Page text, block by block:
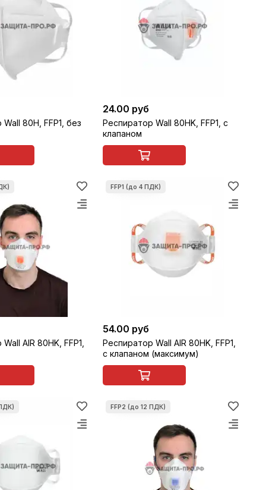
80H, FFP1, без
24.00 руб
Респиратор Wall 80HK, FFP1, с
клапаном
AIR 80HK, FFP1,
54.00 руб
Респиратор Wall AIR 80HK, FFP1,
с клапаном (максимум)